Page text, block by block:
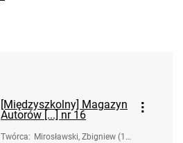
[Międzyszkolny] Magazyn
Autorów [...] nr 16
Twórca: Mirosławski, Zbigniew (19